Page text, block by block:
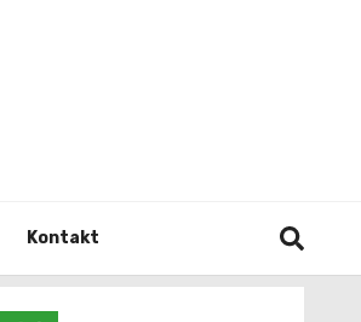
Kontakt